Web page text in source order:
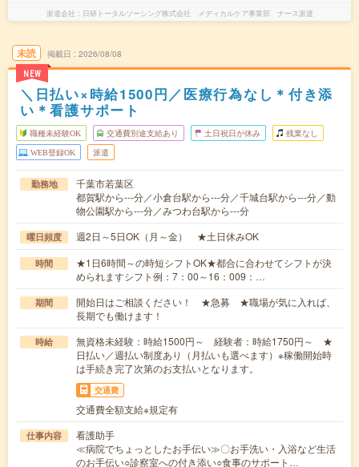
派遣会社 日研トータルソーシング株式会社 メディカルケア事業部 ナース派遣
未読
NEW
掲載日 2026/08/08
＼日払い×時給1500円／医療行為なし＊付き添
い＊看護サポート
職種未経験OK 交通費別途支給あり 土日祝日が休み 残業なし
WEB登録OK 派遣
勤務地
千葉市若葉区
都賀駅から---分／小倉台駅から---分／千城台駅から---分／動
物公園駅から---分／みつわ台駅から---分
曜日頻度 週2日～5日OK（月～金） ★土日休みOK
時間
★1日6時間～の時短シフトOK★都合に合わせてシフトが決
められますシフト例：7：00～16：009：…
期間
開始日はご相談ください！ ★急募 ★職場が気に入れば、
長期でも働けます！
時給
無資格未経験：時給1500円～ 経験者：時給1750円～ ★
日払い／週払い制度あり（月払いも選べます）※稼働開始時
は手続き完了次第のお支払いとなります。
交通費
交通費全額支給※規定有
仕事内容
看護助手
≪病院でちょっとしたお手伝い≫〇お手洗い・入浴など生活
のお手伝い○診察室への付き添い○食事のサポート…